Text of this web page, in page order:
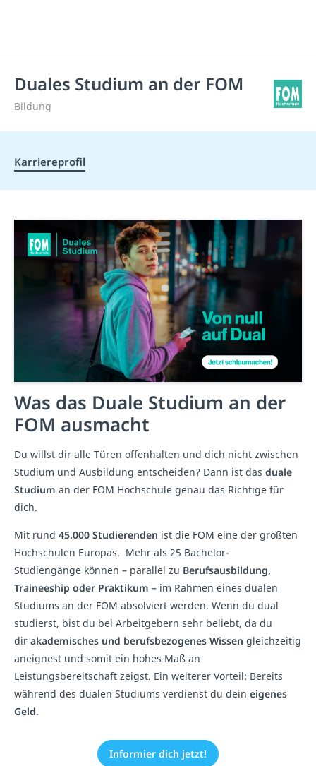
Duales Studium an der FOM
Bildung
Karriereprofil
Was das Duale Studium an der
FOM ausmacht
Du willst dir alle Türen offenhalten und dich nicht zwischen
Studium und Ausbildung entscheiden? Dann ist das duale
Studium an der FOM Hochschule genau das Richtige für
dich.
Mit rund 45.000 Studierenden ist die FOM eine der größten
Hochschulen Europas. Mehr als 25 Bachelor-
Studiengänge können – parallel zu Berufsausbildung,
Traineeship oder Praktikum – im Rahmen eines dualen
Studiums an der FOM absolviert werden. Wenn du dual
studierst, bist du bei Arbeitgebern sehr beliebt, da du
dir akademisches und berufsbezogenes Wissen gleichzeitig
aneignest und somit ein hohes Maß an
Leistungsbereitschaft zeigst. Ein weiterer Vorteil: Bereits
während des dualen Studiums verdienst du dein eigenes
Geld.
Informier dich jetzt!